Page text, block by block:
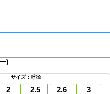
)
サイズ：呼径
2 2.5 2.6
3